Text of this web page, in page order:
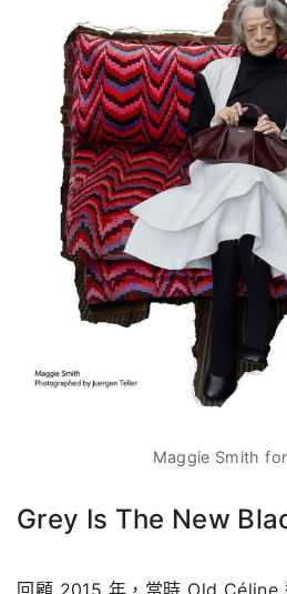
Maggie Smith
Grey Is The New
回顧 2015 年，當時 Old Céline